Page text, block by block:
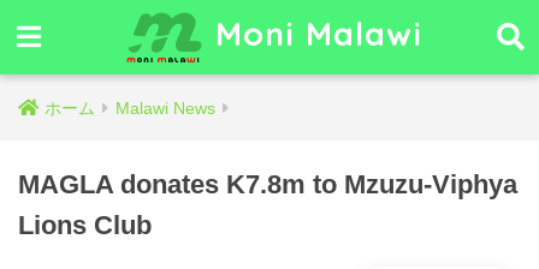
Moni Malawi
ホーム Malawi News
MAGLA donates K7.8m to Mzuzu-Viphya
Lions Club